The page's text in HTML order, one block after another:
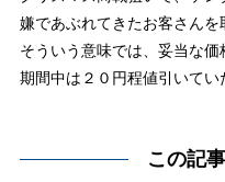
嫌であぶれてきたお客さんを
そういう意味では、妥当な
期間中は２０円程値引いてい
この記